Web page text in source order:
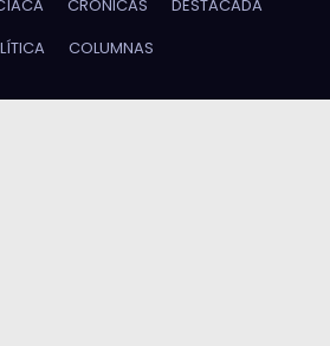
CRÓNICAS
DESTACADA
COLUMNAS